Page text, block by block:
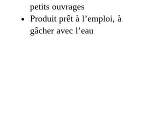
petits ouvrages
Produit prêt à l’emploi, à
gâcher avec l’eau